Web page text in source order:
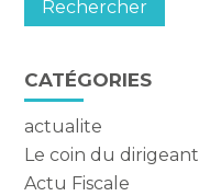
CATÉGORIES
actualite
Le coin du dirigeant
Actu Fiscale